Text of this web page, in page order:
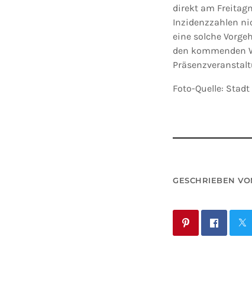
direkt am
Inzidenzzahlen
eine solche
den kommenden
Foto-Quelle:
GESCHRIEBEN